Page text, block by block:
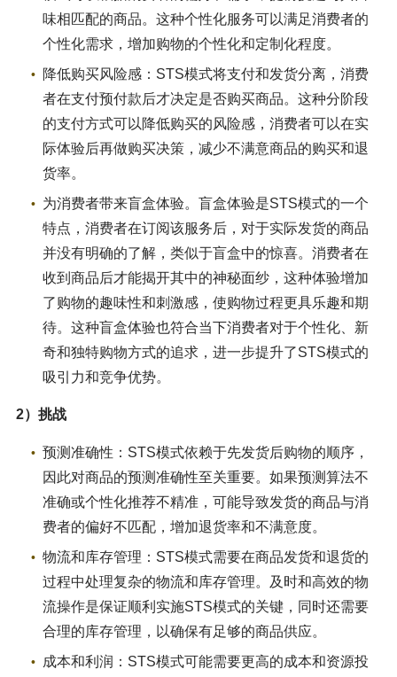
味相匹配的商品。这种个性化服务可以满足消费者的
个性化需求，增加购物的个性化和定制化程度。
降低购买风险感：STS模式将支付和发货分离，消费
者在支付预付款后才决定是否购买商品。这种分阶段
的支付方式可以降低购买的风险感，消费者可以在实
际体验后再做购买决策，减少不满意商品的购买和退
货率。
为消费者带来盲盒体验。盲盒体验是STS模式的一个
特点，消费者在订阅该服务后，对于实际发货的商品
并没有明确的了解，类似于盲盒中的惊喜。消费者在
收到商品后才能揭开其中的神秘面纱，这种体验增加
了购物的趣味性和刺激感，使购物过程更具乐趣和期
待。这种盲盒体验也符合当下消费者对于个性化、新
奇和独特购物方式的追求，进一步提升了STS模式的
吸引力和竞争优势。
2）挑战
预测准确性：STS模式依赖于先发货后购物的顺序，
因此对商品的预测准确性至关重要。如果预测算法不
准确或个性化推荐不精准，可能导致发货的商品与消
费者的偏好不匹配，增加退货率和不满意度。
物流和库存管理：STS模式需要在商品发货和退货的
过程中处理复杂的物流和库存管理。及时和高效的物
流操作是保证顺利实施STS模式的关键，同时还需要
合理的库存管理，以确保有足够的商品供应。
成本和利润：STS模式可能需要更高的成本和资源投